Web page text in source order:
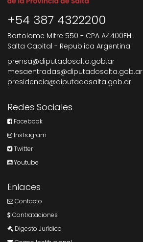
+54 387 4322200
Bartolome Mitre 550 - CPA A4400EHL
Salta Capital - Republica Argentina
prensa@diputadosalta.gob.ar
mesaentradas@diputadosalta.gob.ar
presidencia@diputadosalta.gob.ar
Redes Sociales
Facebook
Instragram
Twitter
Youtube
Enlaces
Contacto
Contrataciones
Digesto Jurídico